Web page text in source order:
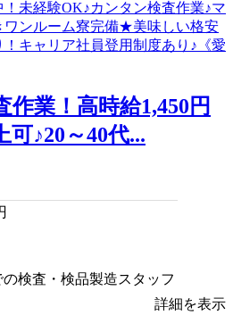
作業！高時給1,450円
♪20～40代...
検査・検品製造スタッフ
詳細を表示